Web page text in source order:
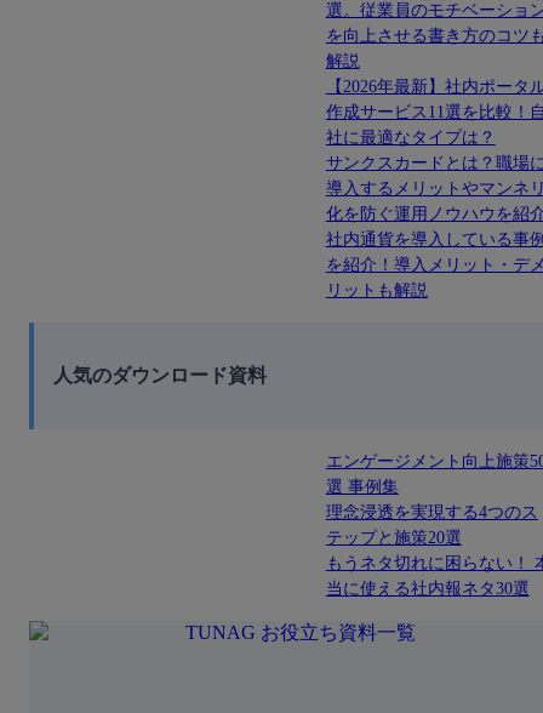
選。従業員のモチベーショ
を向上させる書き方のコツ
解説
【2026年最新】社内ポータ
作成サービス11選を比較！
社に最適なタイプは？
サンクスカードとは？職場
導入するメリットやマンネ
化を防ぐ運用ノウハウを紹
社内通貨を導入している事
を紹介！導入メリット・デ
リットも解説
人気のダウンロード資料
エンゲージメント向上施策
選 事例集
理念浸透を実現する4つのス
テップと施策20選
もうネタ切れに困らない！
当に使える社内報ネタ30選